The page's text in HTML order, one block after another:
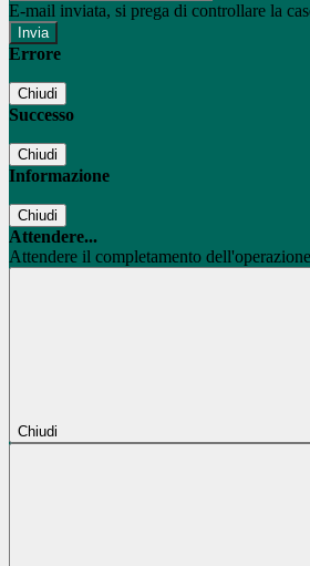
E-mail inviata, si prega di controllare la
Errore
Chiudi
Successo
Chiudi
Informazione
Chiudi
Attendere...
Attendere il completamento
Chiudi